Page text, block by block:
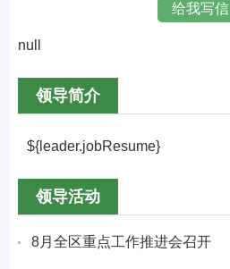
给我写信
null
领导简介
${leader.jobResume}
领导活动
8月全区重点工作推进会召开